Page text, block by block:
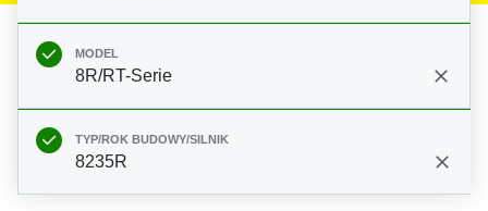
MODEL
8R/RT-Serie
TYP/ROK BUDOWY/SILNIK
8235R